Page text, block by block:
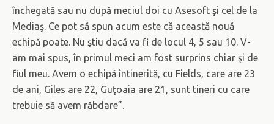
închegată sau nu după meciul doi cu Asesoft şi cel de la
Mediaş. Ce pot să spun acum este că această nouă
echipă poate. Nu ştiu dacă va fi de locul 4, 5 sau 10. V-
am mai spus, în primul meci am fost surprins chiar şi de
fiul meu. Avem o echipă întinerită, cu Fields, care are 23
de ani, Giles are 22, Guţoaia are 21, sunt tineri cu care
trebuie să avem răbdare”.